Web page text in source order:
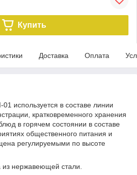
Купить
Доставка Оплата
используется в составе линии
кратковременного хранения
в горячем состоянии в составе
общественного питания и
регулируемыми по высоте
из нержавеющей стали.